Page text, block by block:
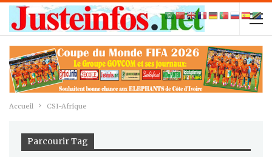
Accueil CSI-Afrique
Parcourir Tag